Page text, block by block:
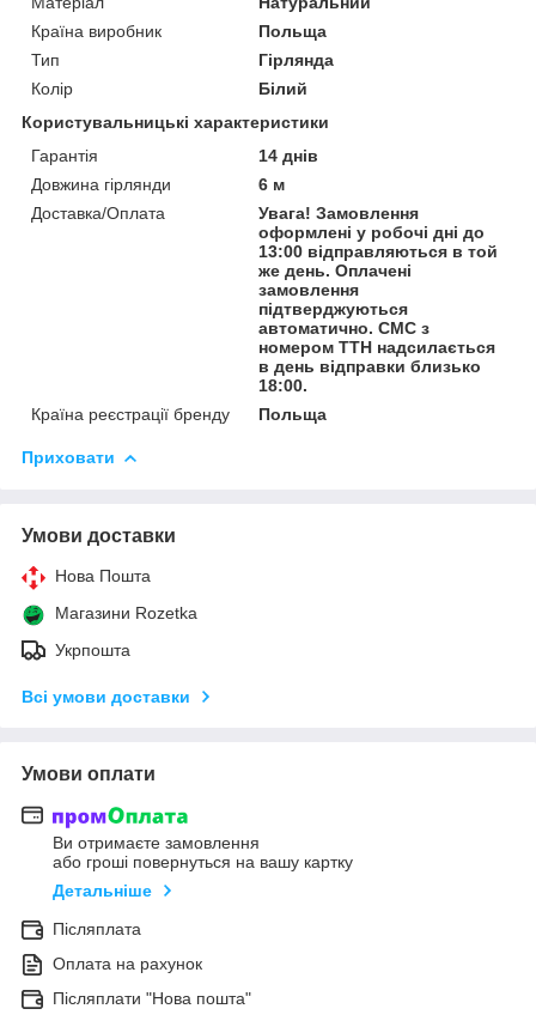
Країна виробник
Польща
Тип
Гірлянда
Колір
Білий
Користувальницькі характеристики
Гарантія
14 днів
Довжина гірлянди
6 м
Доставка/Оплата
Увага! Замовлення
оформлені у робочі дні до
13:00 відправляються в той
же день. Оплачені
замовлення
підтверджуються
автоматично. СМС з
номером ТТН надсилається
в день відправки близько
18:00.
Країна реєстрації бренду
Польща
Приховати
Умови доставки
Нова Пошта
Магазини Rozetka
Укрпошта
Всі умови доставки
Умови оплати
Ви отримаєте замовлення
або гроші повернуться на вашу картку
Детальніше
Післяплата
Оплата на рахунок
Післяплати "Нова пошта"